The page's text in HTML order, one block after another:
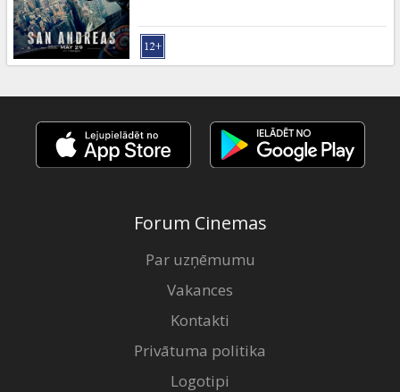
Uzkodas
B2B
Kino
Klubs
Forum Cinemas
Par uzņēmumu
Vakances
Kontakti
Privātuma politika
Logotipi